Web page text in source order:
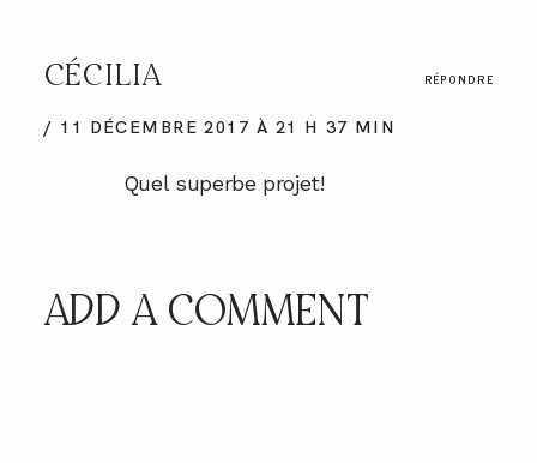
CÉCILIA
11 DÉCEMBRE 2017 À 21 H 37 MIN
Quel superbe projet!
RÉPONDRE
ADD A COMMENT